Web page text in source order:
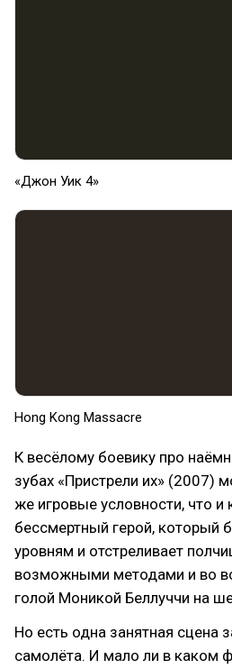
«Джон Уик 4»
Hong Kong Massacre
К весёлому боевику про
зубах «Пристрели их» (2007)
же игровые условности, что и
бессмертный герой, который
уровням и отстреливает
возможными методами и во
голой Моникой Беллуччи на
Но есть одна занятная сцена
самолёта. И мало ли в каком